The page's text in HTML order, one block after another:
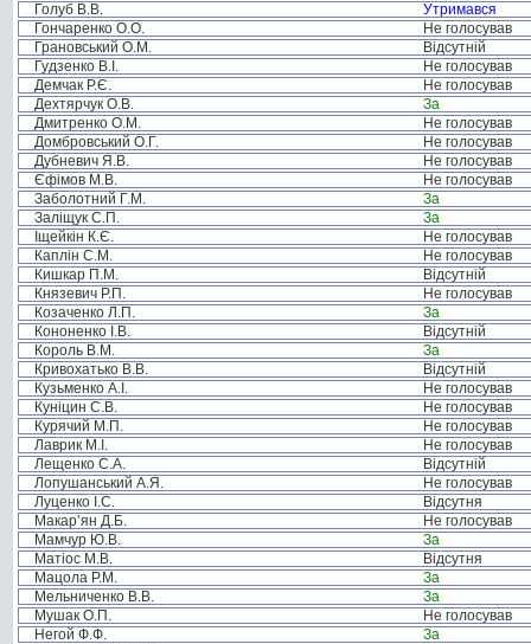
Голуб В.В.
Утримався
Гончаренко О.О.
Не голосував
Грановський О.М.
Відсутній
Гудзенко В.І.
Не голосував
Демчак Р.Є.
Не голосував
Дехтярчук О.В.
За
Дмитренко О.М.
Не голосував
Домбровський О.Г.
Не голосував
Дубневич Я.В.
Не голосував
Єфімов М.В.
Не голосував
Заболотний Г.М.
За
Заліщук С.П.
За
Іщейкін К.Є.
Не голосував
Каплін С.М.
Не голосував
Кишкар П.М.
Відсутній
Князевич Р.П.
Не голосував
Козаченко Л.П.
За
Кононенко І.В.
Відсутній
Король В.М.
За
Кривохатько В.В.
Відсутній
Кузьменко А.І.
Не голосував
Куніцин С.В.
Не голосував
Курячий М.П.
Не голосував
Лаврик М.І.
Не голосував
Лещенко С.А.
Відсутній
Лопушанський А.Я.
Не голосував
Луценко І.С.
Відсутня
Макар’ян Д.Б.
Не голосував
Мамчур Ю.В.
За
Матіос М.В.
Відсутня
Мацола Р.М.
За
Мельниченко В.В.
За
Мушак О.П.
Не голосував
Негой Ф.Ф.
За